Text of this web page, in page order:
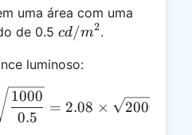
uma área com uma
de 0.5 cd/m^2
cd/m2.
luminoso:
R = 2.08 \times
0.5
1000
= 2.08 × 2000